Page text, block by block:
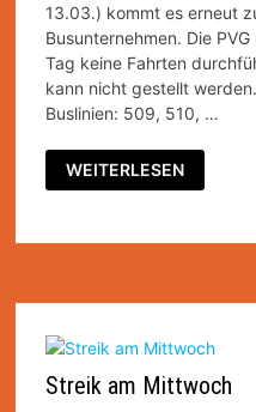
13.03.) kommt es erneut
Busunternehmen. Die
Tag keine Fahrten
kann nicht gestellt
Buslinien: 509, 510, …
BUSSTREIK
AM
WEITERLESEN
Streik am Mittwoch